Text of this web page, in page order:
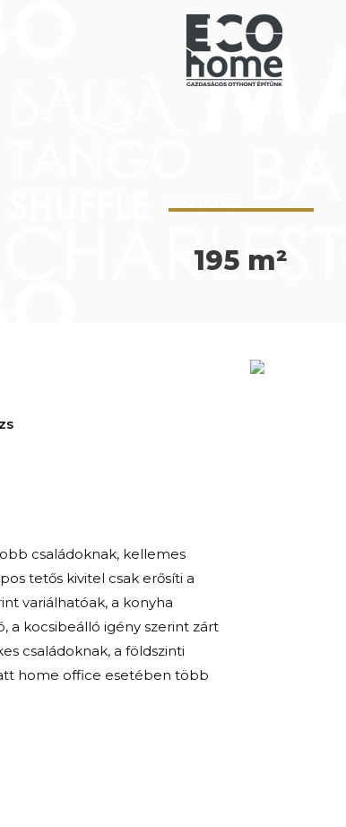
195 m²
családoknak, kellemes
tetős kivitel csak erősíti a
variálhatóak, a konyha
a kocsibeálló igény szerint zárt
családoknak, a földszinti
home office esetében több